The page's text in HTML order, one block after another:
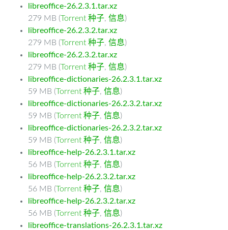
libreoffice-26.2.3.1.tar.xz
279 MB (Torrent 种子, 信息)
libreoffice-26.2.3.2.tar.xz
279 MB (Torrent 种子, 信息)
libreoffice-26.2.3.2.tar.xz
279 MB (Torrent 种子, 信息)
libreoffice-dictionaries-26.2.3.1.tar.xz
59 MB (Torrent 种子, 信息)
libreoffice-dictionaries-26.2.3.2.tar.xz
59 MB (Torrent 种子, 信息)
libreoffice-dictionaries-26.2.3.2.tar.xz
59 MB (Torrent 种子, 信息)
libreoffice-help-26.2.3.1.tar.xz
56 MB (Torrent 种子, 信息)
libreoffice-help-26.2.3.2.tar.xz
56 MB (Torrent 种子, 信息)
libreoffice-help-26.2.3.2.tar.xz
56 MB (Torrent 种子, 信息)
libreoffice-translations-26.2.3.1.tar.xz